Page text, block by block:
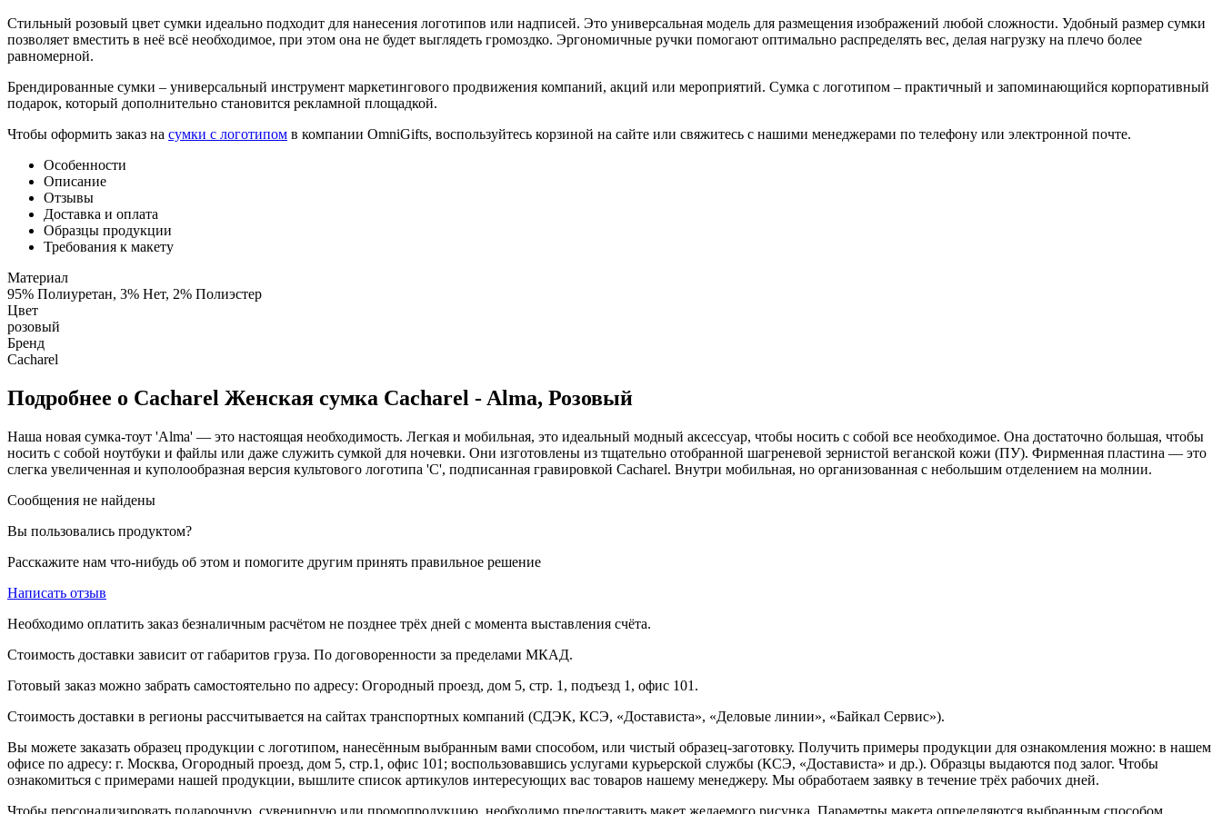
Стильный розовый цвет сумки идеально подходит для нанесения логотипов или надписей. Это универсальная модель для размещения изображений любой сложности. Удобный размер сумки
позволяет вместить в неё всё необходимое, при этом она не будет выглядеть громоздко. Эргономичные ручки помогают оптимально распределять вес, делая нагрузку на плечо более
равномерной.
Брендированные сумки – универсальный инструмент маркетингового продвижения компаний, акций или мероприятий. Сумка с логотипом – практичный и запоминающийся корпоративный
подарок, который дополнительно становится рекламной площадкой.
Чтобы оформить заказ на сумки с логотипом в компании OmniGifts, воспользуйтесь корзиной на сайте или свяжитесь с нашими менеджерами по телефону или электронной почте.
Особенности
Описание
Отзывы
Доставка и оплата
Образцы продукции
Требования к макету
Материал
95% Полиуретан, 3% Нет, 2% Полиэстер
Цвет
розовый
Бренд
Cacharel
Подробнее о Cacharel Женская сумка Cacharel - Alma, Розовый
Наша новая сумка-тоут 'Alma' — это настоящая необходимость. Легкая и мобильная, это идеальный модный аксессуар, чтобы носить с собой все необходимое. Она достаточно большая, чтобы
носить с собой ноутбуки и файлы или даже служить сумкой для ночевки. Они изготовлены из тщательно отобранной шагреневой зернистой веганской кожи (ПУ). Фирменная пластина — это
слегка увеличенная и куполообразная версия культового логотипа 'C', подписанная гравировкой Cacharel. Внутри мобильная, но организованная с небольшим отделением на молнии.
Сообщения не найдены
Вы пользовались продуктом?
Расскажите нам что-нибудь об этом и помогите другим принять правильное решение
Написать отзыв
Необходимо оплатить заказ безналичным расчётом не позднее трёх дней с момента выставления счёта.
Стоимость доставки зависит от габаритов груза. По договоренности за пределами МКАД.
Готовый заказ можно забрать самостоятельно по адресу: Огородный проезд, дом 5, стр. 1, подъезд 1, офис 101.
Стоимость доставки в регионы рассчитывается на сайтах транспортных компаний (СДЭК, КСЭ, «Достависта», «Деловые линии», «Байкал Сервис»).
Вы можете заказать образец продукции с логотипом, нанесённым выбранным вами способом, или чистый образец-заготовку. Получить примеры продукции для ознакомления можно: в нашем
офисе по адресу: г. Москва, Огородный проезд, дом 5, стр.1, офис 101; воспользовавшись услугами курьерской службы (КСЭ, «Достависта» и др.). Образцы выдаются под залог. Чтобы
ознакомиться с примерами нашей продукции, вышлите список артикулов интересующих вас товаров нашему менеджеру. Мы обработаем заявку в течение трёх рабочих дней.
Чтобы персонализировать подарочную, сувенирную или промопродукцию, необходимо предоставить макет желаемого рисунка. Параметры макета определяются выбранным способом